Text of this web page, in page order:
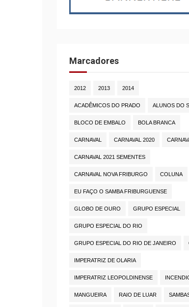
Marcadores
2012 2013 2014
ACADÊMICOS DO PRADO ALUNOS DO
BLOCO DE EMBALO BOLA BRANCA
CARNAVAL CARNAVAL 2020
CARNAVAL 2021 SEMENTES
CARNAVAL NOVA FRIBURGO COLUNA
EU FAÇO O SAMBA FRIBURGUENSE
GLOBO DE OURO GRUPO ESPECIAL
GRUPO ESPECIAL DO RIO
GRUPO ESPECIAL DO RIO DE JANEIRO
IMPERATRIZ DE OLARIA
IMPERATRIZ LEOPOLDINENSE
MANGUEIRA RAIO DE LUAR